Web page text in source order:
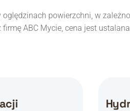
powierzchni, w
ABC Mycie, cena jest